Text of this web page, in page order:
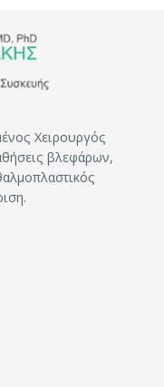
Χειρουργός
βλεφάρων,